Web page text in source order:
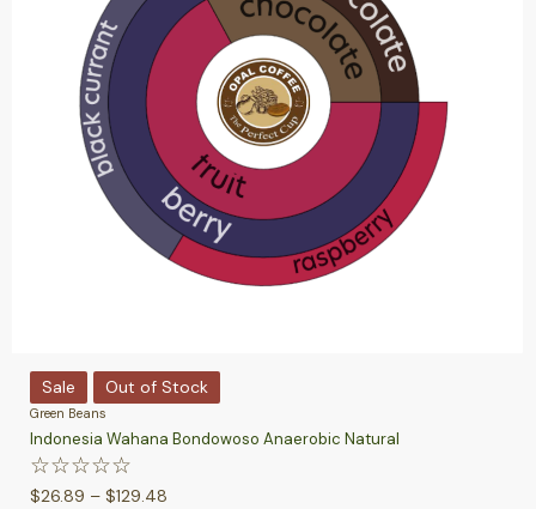
Sale Out of Stock
Green Beans
Indonesia Wahana Bondowoso Anaerobic Natural
☆☆☆☆☆
$26.89 – $129.48